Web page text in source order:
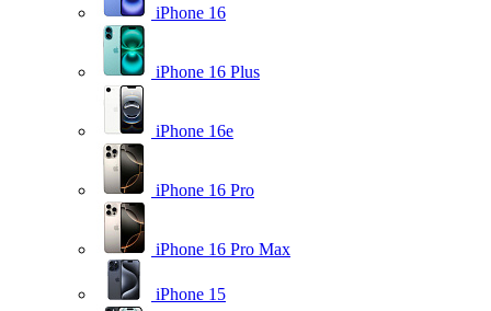
iPhone 16
iPhone 16 Plus
iPhone 16e
iPhone 16 Pro
iPhone 16 Pro Max
iPhone 15